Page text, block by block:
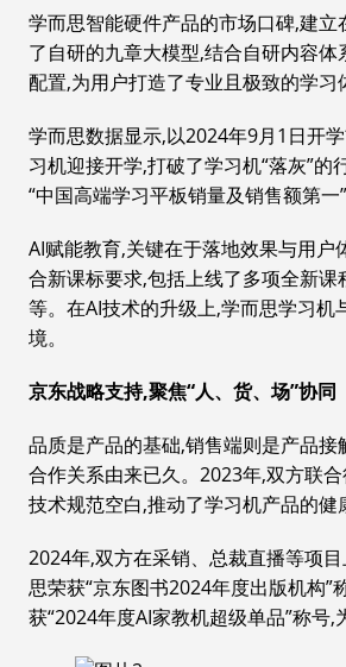
学而思智能硬件产品的市场口碑,建
了自研的九章大模型,结合自研内容
配置,为用户打造了专业且极致的学习
学而思数据显示,以2024年9月1日开
习机迎接开学,打破了学习机“落灰”
“中国高端学习平板销量及销售额第
AI赋能教育,关键在于落地效果与用
合新课标要求,包括上线了多项全新
等。在AI技术的升级上,学而思学习
境。
京东战略支持,聚焦“人、货、场”协同
品质是产品的基础,销售端则是产品
合作关系由来已久。2023年,双方联
技术规范空白,推动了学习机产品的健
2024年,双方在采销、总裁直播等项
思荣获“京东图书2024年度出版机构
获“2024年度AI家教机超级单品”称号,